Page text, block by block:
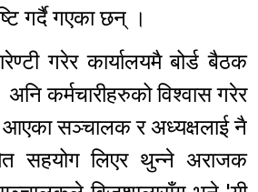
गर्दै गएका छन् ।
गरेर कार्यालयमै बोर्ड बैठक
कर्मचारीहरुको विश्वास गरेर
आएका सञ्चालक र अध्यक्षलाई नै
सहयोग लिएर थुन्ने अराजक